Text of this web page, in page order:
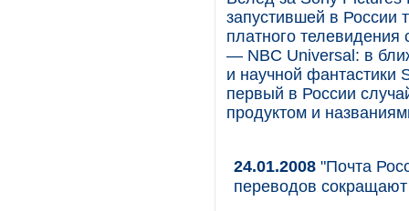
запустившей в России
платного телевидения
— NBC Universal: в
и научной фантастики
первый в России
продуктом и
24.01.2008 "Почта
переводов сокращают